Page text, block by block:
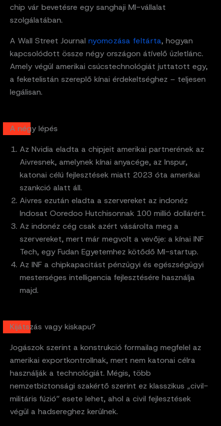
chip vár bevetésre egy sanghaji MI-vállalat
szolgálatában.
A Wall Street Journal nyomozása feltárta, hogyan
kapcsolódott össze négy országon átívelő üzletlánc.
Amely végül amerikai csúcstechnológiát juttatott egy,
a feketelistán szereplő kínai érdekeltséghez – teljesen
legálisan.
A négy lépés
Az Nvidia eladta a chipjeit amerikai partnerének az
Aivresnek, amelynek kínai anyacége, az Inspur,
katonai célú fejlesztések miatt 2023 óta amerikai
szankció alatt áll.
Aivres ezután eladta a szervereket az indonéz
Indosat Ooredoo Hutchisonnak 100 millió dollárért.
Az indonéz cég csak azért vásárolta meg a
szervereket, mert már megvolt a vevője: a kínai INF
Tech, egy Fudan Egyetemhez kötődő MI-startup.
Az INF a chipkapacitást pénzügyi és egészségügyi
mesterséges intelligencia fejlesztésére használja
majd.
Kijátszás vagy kiskapu?
Jogászok szerint a konstrukció formailag megfelel az
amerikai exportkontrollnak, mert nem katonai célra
használják a technológiát. Mégis, több
nemzetbiztonsági szakértő szerint ez klasszikus „civil-
militáris fúzió” esete lehet, ahol a civil fejlesztések
végül a hadsereghez kerülnek.